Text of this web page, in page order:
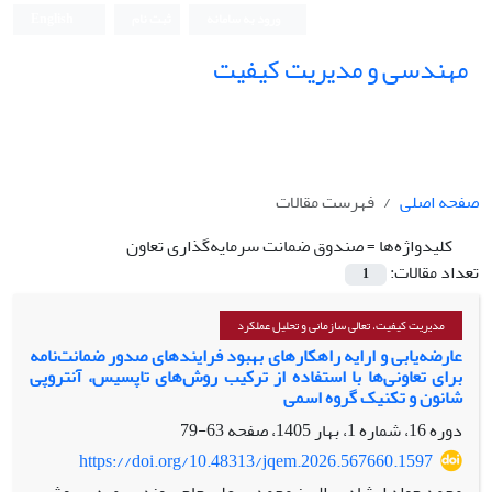
مهندسی و مدیریت کیفیت
صفحه اصلی
فهرست مقالات
کلیدواژه‌ها =صندوق ضمانت سرمایه‌گذاری تعاون
تعداد مقالات:
1
مدیریت کیفیت، تعالی سازمانی و تحلیل عملکرد
عارضه‌یابی و ارایه راهکارهای بهبود فرایندهای صدور ضمانت‌نامه‌
برای تعاونی‌هابا استفاده از ترکیب روش‌های تاپسیس، آنتروپی
شانون و تکنیک گروه اسمی
دوره 16، شماره 1، بهار 1405، صفحه
63-79
https://doi.org/10.48313/jqem.2026.567660.1597